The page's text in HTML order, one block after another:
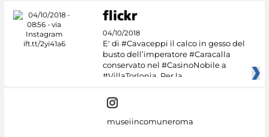
04/10/2018
E' di #Cavaceppi il calco in gesso del
busto dell’imperatore #Caracalla
conservato nel #CasinoNobile a
#VillaTorlonia. Per la
museiincomuneroma